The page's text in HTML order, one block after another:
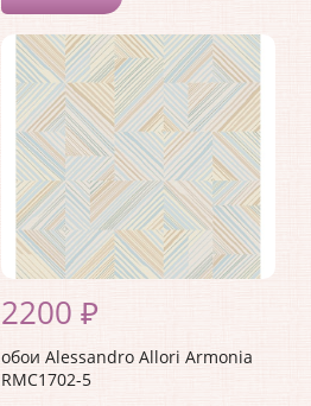
2200 ₽
обои Alessandro Allori Armonia
RMC1702-5